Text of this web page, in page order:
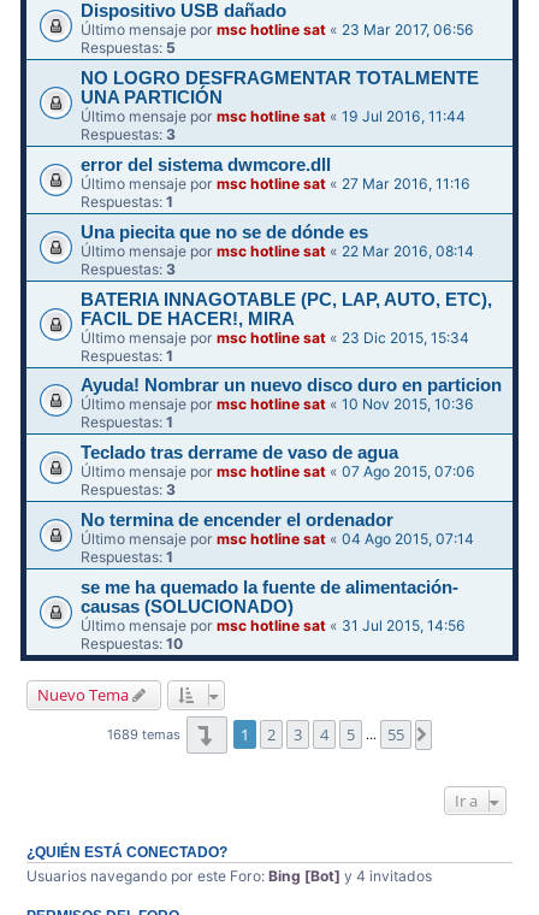
Dispositivo USB dañado
Último mensaje pormsc hotline sat « 23 Mar 2017, 06:56
Respuestas: 5
NO LOGRO DESFRAGMENTAR TOTALMENTE
UNA PARTICIÓN
Último mensaje pormsc hotline sat «19 Jul 2016, 11:44
Respuestas: 3
error del sistema dwmcore.dll
Último mensaje pormsc hotline sat « 27 Mar 2016, 11:16
Respuestas:1
Una piecita que no se de dónde es
Último mensaje pormsc hotline sat « 22 Mar 2016, 08:14
Respuestas: 3
BATERIA INNAGOTABLE (PC, LAP, AUTO, ETC),
FACIL DE HACER!, MIRA
Último mensaje pormsc hotline sat « 23 Dic 2015, 15:34
Respuestas:1
Ayuda! Nombrar un nuevo disco duro en particion
Último mensaje pormsc hotline sat «10 Nov 2015, 10:36
Respuestas:1
Teclado tras derrame de vaso de agua
Último mensaje pormsc hotline sat «07 Ago 2015, 07:06
Respuestas:3
No termina de encender el ordenador
Último mensaje pormsc hotline sat «04 Ago 2015, 07:14
Respuestas:1
se me ha quemado la fuente de alimentación-
causas (SOLUCIONADO)
Último mensaje pormsc hotline sat « 31 Jul 2015, 14:56
Respuestas:10
Nuevo Tema
1689 temas Página1 de 55
1 2 3 4 5 … 55
Ir a
¿QUIÉN ESTÁ CONECTADO?
Usuarios navegando por este Foro:Bing [Bot] y 4 invitados